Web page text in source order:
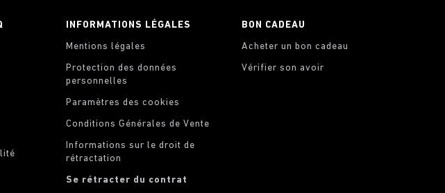
INFORMATIONS LÉGALES
Mentions légales
Protection des données
personnelles
Paramètres des cookies
Conditions Générales de Vente
Informations sur le droit de
rétractation
Se rétracter du contrat
BON CADEAU
Acheter un bon cadeau
Vérifier son avoir